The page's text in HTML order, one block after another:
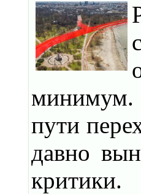
минимум.
пути
давно
критики.